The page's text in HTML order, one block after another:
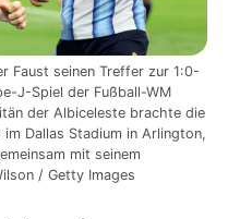
Faust seinen Treffer zur 1:0-
J-Spiel der Fußball-WM
der Albiceleste brachte die
Dallas Stadium in Arlington,
mit seinem
/ Getty Images